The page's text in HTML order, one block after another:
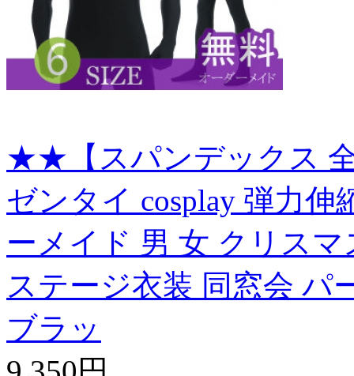
★★【スパンデックス
ゼンタイ cosplay 弾力
ーメイド 男 女 クリス
ステージ衣装 同窓会
ブラッ